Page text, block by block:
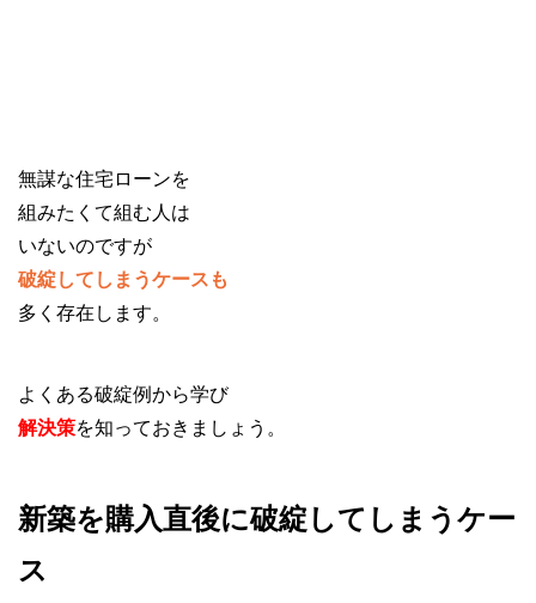
無謀な住宅ローンを
組みたくて組む人は
いないのですが
破綻してしまうケースも
多く存在します。
よくある破綻例から学び
解決策を知っておきましょう。
新築を購入直後に破綻してしまうケー
ス